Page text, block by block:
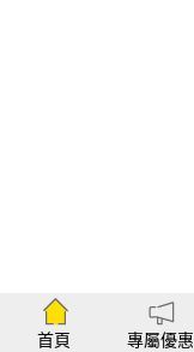
首頁 專屬優惠